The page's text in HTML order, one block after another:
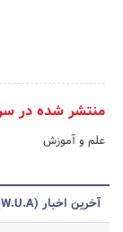
منتشر شده در
علم و آموزش
آخرین اخبار World University of the Arts (W.U.A)